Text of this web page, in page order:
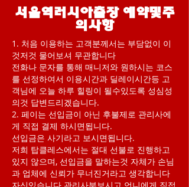
​서울역러시아출장 예약및주
의사항
1. 처음 이용하는 고객분께서는 부담없이 이
것저것 물어보셔 무관합니다
전화나 문자를 통해 매니저와 원하시는 코스
를 선정하여서 이용시간과 딜레이시간등 고
객님에 오늘 하루 힐링이 될수있도록 성심성
의것 답변드리겠습니다.
2. 페이는 선입금이 아닌 후불제로 관리사에
게 직접 결제 하시면됩니다.
선입금은 사기라고 보시면됩니다.
저희 탑클레스에서는 절대 선불로 진행하고
있지 않으며, 선입금을 말하는것 자체가 손님
과 업체에 신뢰가 무너진거라고 생각합니다